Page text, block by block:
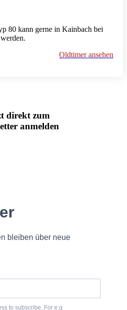
80 kann gerne in Kainbach bei
Oldtimer ansehen
direkt zum
anmelden